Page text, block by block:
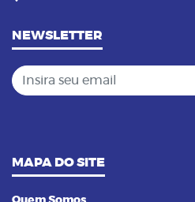
NEWSLETTER
Insira seu email
MAPA DO SITE